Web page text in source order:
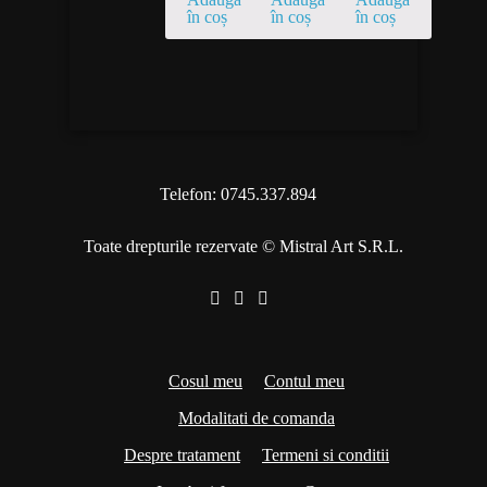
în coș
în coș
în coș
Telefon: 0745.337.894
Toate drepturile rezervate © Mistral Art S.R.L.
Cosul meu
Contul meu
Modalitati de comanda
Despre tratament
Termeni si conditii